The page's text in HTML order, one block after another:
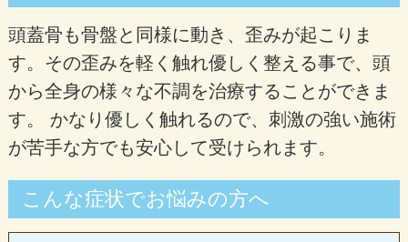
頭蓋骨も骨盤と同様に動き、歪みが起こりま
す。その歪みを軽く触れ優しく整える事で、頭
から全身の様々な不調を治療することができま
す。 かなり優しく触れるので、刺激の強い施術
が苦手な方でも安心して受けられます。
こんな症状でお悩みの方へ